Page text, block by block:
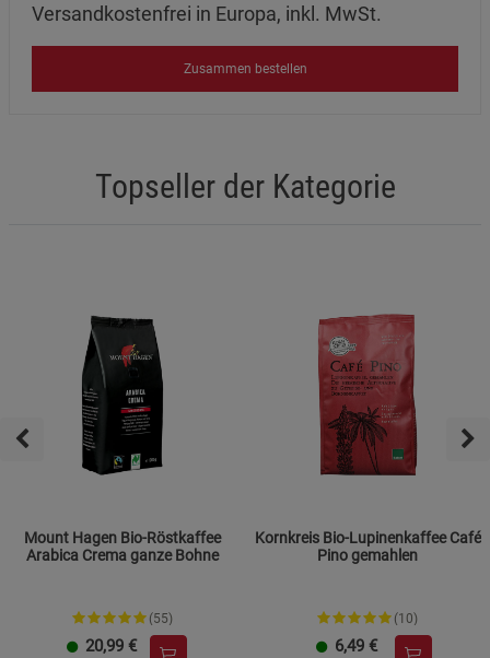
Versandkostenfrei in Europa, inkl. MwSt.
Zusammen bestellen
Topseller der Kategorie
Mount Hagen Bio-Röstkaffee
Arabica Crema ganze Bohne
(55)
20,99 €
Kornkreis Bio-Lupinenkaffee Café
Pino gemahlen
(10)
6,49 €